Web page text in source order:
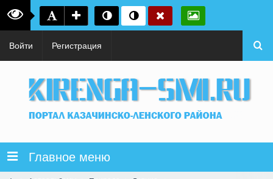
Войти Регистрация
Главное меню